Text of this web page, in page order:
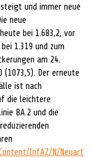
und immer neue
neue
bei 1.683,2, vor
1.319 und zum
am 24.
(1073,5). Der erneute
ist nach
die leichtere
BA.2 und die
InfAZ/N/Neuart